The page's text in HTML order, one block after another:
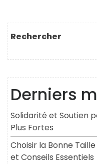
Rechercher
Derniers
Solidarité et Soutien
Plus Fortes
Choisir la Bonne
et Conseils Essentiels